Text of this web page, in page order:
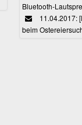
Bluetooth-
11.04.2017:
beim